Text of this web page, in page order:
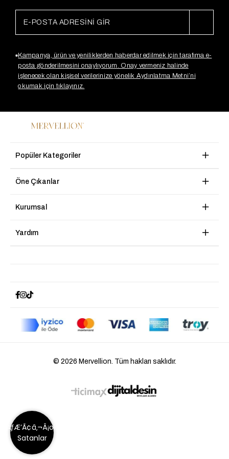
Kampanya, ürün ve yeniliklerden haberdar edilmek için tarafıma e-
posta gönderilmesini onaylıyorum. Onay vermeniz halinde
işlenecek olan kişisel verilerinize yönelik Aydınlatma Metni’ni
okumak için tıklayınız.
Popüler Kategoriler
Öne Çıkanlar
Kurumsal
Yardım
© 2026 Mervellion. Tüm hakları saklıdır.
ÃƒÆ’Ã¢â‚¬Â¡ok
Satanlar